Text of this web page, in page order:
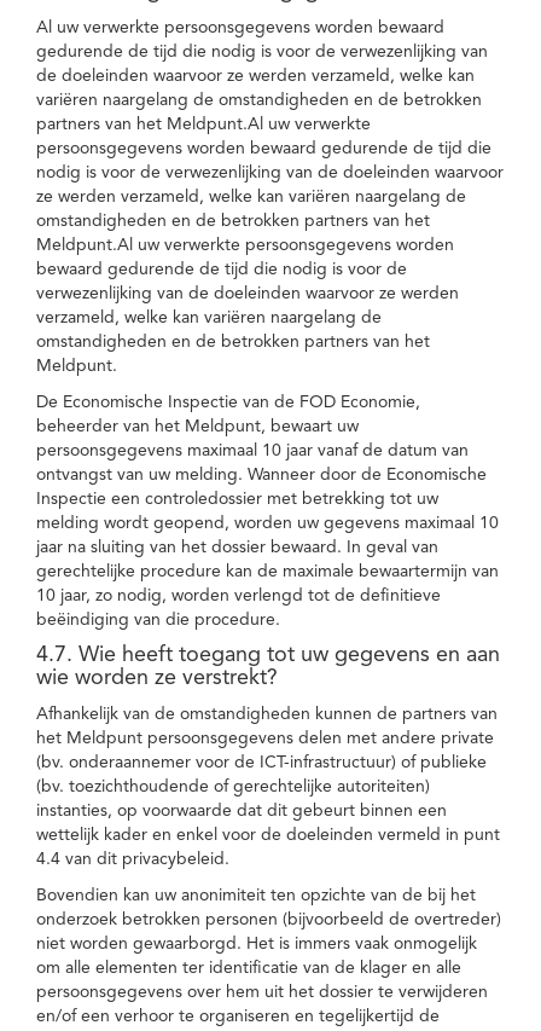
Al uw verwerkte persoonsgegevens worden bewaard
gedurende de tijd die nodig is voor de verwezenlijking van
de doeleinden waarvoor ze werden verzameld, welke kan
variëren naargelang de omstandigheden en de betrokken
partners van het Meldpunt.Al uw verwerkte
persoonsgegevens worden bewaard gedurende de tijd die
nodig is voor de verwezenlijking van de doeleinden waarvoor
ze werden verzameld, welke kan variëren naargelang de
omstandigheden en de betrokken partners van het
Meldpunt.Al uw verwerkte persoonsgegevens worden
bewaard gedurende de tijd die nodig is voor de
verwezenlijking van de doeleinden waarvoor ze werden
verzameld, welke kan variëren naargelang de
omstandigheden en de betrokken partners van het
Meldpunt.
De Economische Inspectie van de FOD Economie,
beheerder van het Meldpunt, bewaart uw
persoonsgegevens maximaal 10 jaar vanaf de datum van
ontvangst van uw melding. Wanneer door de Economische
Inspectie een controledossier met betrekking tot uw
melding wordt geopend, worden uw gegevens maximaal 10
jaar na sluiting van het dossier bewaard. In geval van
gerechtelijke procedure kan de maximale bewaartermijn van
10 jaar, zo nodig, worden verlengd tot de definitieve
beëindiging van die procedure.
4.7. Wie heeft toegang tot uw gegevens en aan
wie worden ze verstrekt?
Afhankelijk van de omstandigheden kunnen de partners van
het Meldpunt persoonsgegevens delen met andere private
(bv. onderaannemer voor de ICT-infrastructuur) of publieke
(bv. toezichthoudende of gerechtelijke autoriteiten)
instanties, op voorwaarde dat dit gebeurt binnen een
wettelijk kader en enkel voor de doeleinden vermeld in punt
4.4 van dit privacybeleid.
Bovendien kan uw anonimiteit ten opzichte van de bij het
onderzoek betrokken personen (bijvoorbeeld de overtreder)
niet worden gewaarborgd. Het is immers vaak onmogelijk
om alle elementen ter identificatie van de klager en alle
persoonsgegevens over hem uit het dossier te verwijderen
en/of een verhoor te organiseren en tegelijkertijd de